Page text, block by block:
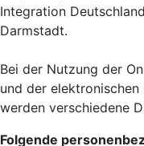
Integration
Darmstadt.
Bei der Nutzung der
und der
werden verschiedene
Folgende